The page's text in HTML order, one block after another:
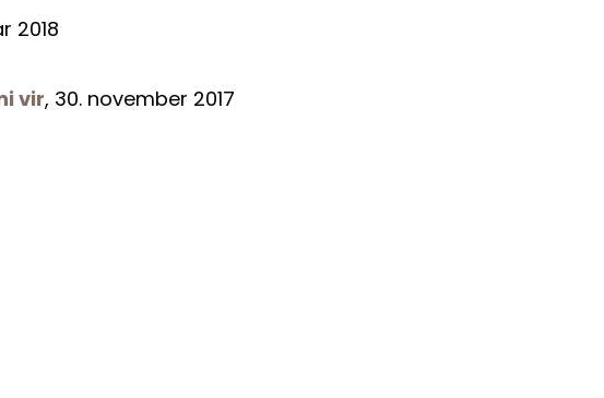
2018
vir, 30. november 2017